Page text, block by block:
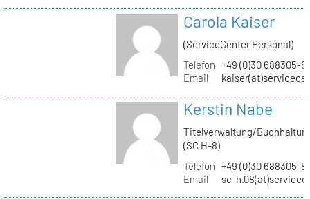
Carola Kaiser
(ServiceCenter Personal)
Telefon +49 (0)30 688305-
Email
Kerstin Nabe
Titelverwaltung/
(SC H-8)
Telefon +49 (0)30 688305-
Email
sc-